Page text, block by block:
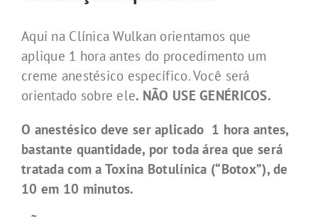
Aqui na Clínica Wulkan orientamos que
aplique 1 hora antes do procedimento um
creme anestésico específico. Você será
orientado sobre ele. NÃO USE GENÉRICOS.
O anestésico deve ser aplicado 1 hora antes,
bastante quantidade, por toda área que será
tratada com a Toxina Botulínica (“Botox”), de
10 em 10 minutos.